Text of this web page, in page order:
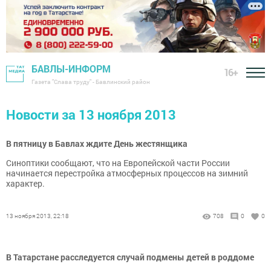
БАВЛЫ-ИНФОРМ
Газета "Слава труду" - Бавлинский район
16+
Новости за 13 ноября 2013
В пятницу в Бавлах ждите День жестянщика
Синоптики сообщают, что на Европейской части России
начинается перестройка атмосферных процессов на зимний
характер.
13 ноября 2013, 22:18 708 0 0
В Татарстане расследуется случай подмены детей в роддоме